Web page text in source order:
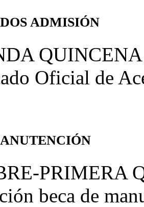
ADMISIÓN
Oficial de
PRIMERA
beca de